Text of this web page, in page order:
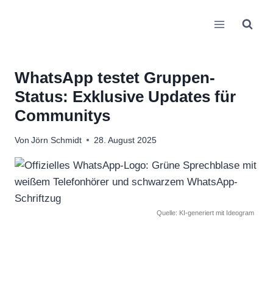
WhatsApp testet Gruppen-
Status: Exklusive Updates für
Communitys
Von Jörn Schmidt 28. August 2025
Quelle: KI-generiert mit Ideogram